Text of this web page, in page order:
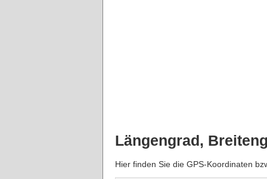
Längengrad,
Hier finden Sie die GPS-Koordinaten